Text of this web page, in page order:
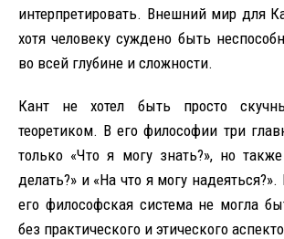
интерпретировать. Внешний мир для
хотя человеку суждено быть
во всей глубине и сложности.
Кант не хотел быть просто
теоретиком. В его философии три
только «Что я могу знать?», но
делать?» и «На что я могу
его философская система не могла
без практического и этического